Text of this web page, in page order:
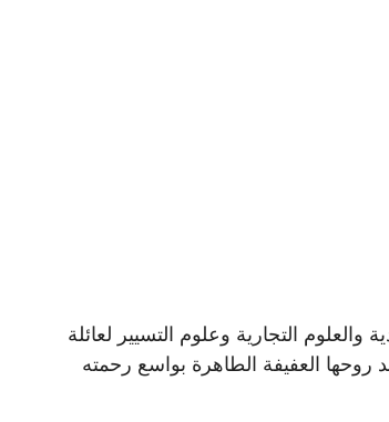
التجارية وعلوم التسيير لعائلة
العفيفة الطاهرة بواسع رحمته